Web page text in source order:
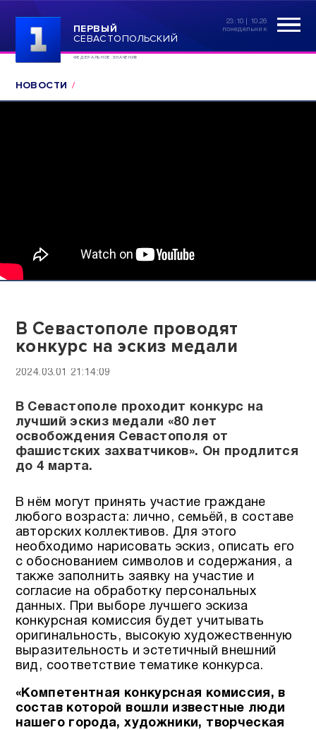
ПЕРВЫЙ
СЕВАСТОПОЛЬСКИЙ
ФЕДЕРАЛЬНОЕ ЗНАЧЕНИЕ
23:10 | 10.26
понедельник
НОВОСТИ
В Севастополе проводят
конкурс на эскиз медали
2024.03.01 21:14:09
В Севастополе проходит конкурс на
лучший эскиз медали «80 лет
освобождения Севастополя от
фашистских захватчиков». Он продлится
до 4 марта.
В нём могут принять участие граждане
любого возраста: лично, семьёй, в составе
авторских коллективов. Для этого
необходимо нарисовать эскиз, описать его
с обоснованием символов и содержания, а
также заполнить заявку на участие и
согласие на обработку персональных
данных. При выборе лучшего эскиза
конкурсная комиссия будет учитывать
оригинальность, высокую художественную
выразительность и эстетичный внешний
вид, соответствие тематике конкурса.
«Компетентная конкурсная комиссия, в
состав которой вошли известные люди
нашего города, художники, творческая